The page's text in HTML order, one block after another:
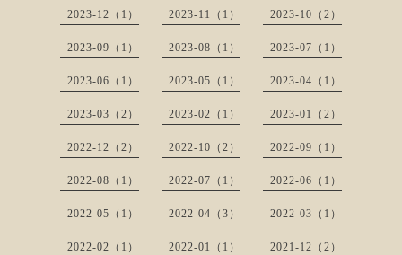
2023-12（1） 2023-11（1） 2023-10（2）
2023-09（1） 2023-08（1） 2023-07（1）
2023-06（1） 2023-05（1） 2023-04（1）
2023-03（2） 2023-02（1） 2023-01（2）
2022-12（2） 2022-10（2） 2022-09（1）
2022-08（1） 2022-07（1） 2022-06（1）
2022-05（1） 2022-04（3） 2022-03（1）
2022-02（1） 2022-01（1） 2021-12（2）